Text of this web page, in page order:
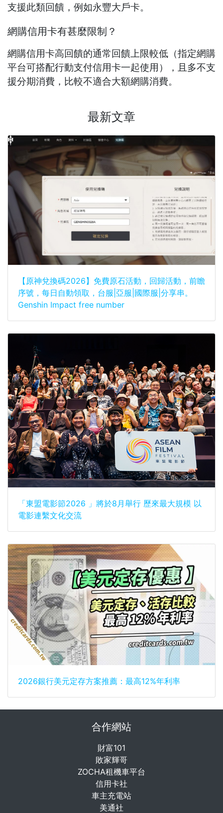
支援此類回饋，例如永豐大戶卡。
網購信用卡有甚麼限制？
網購信用卡高回饋的通常回饋上限較低（指定網購
平台可搭配行動支付信用卡一起使用），且多不支
援分期消費，比較不適合大額網購消費。
最新文章
【原神兌換碼2026】免費原石活動，回歸活動，前瞻
序號，每日自動領取，台服|亞服|國際服|分享串。
Genshin Impact free number
「東盟電影節2026 」將於8月舉行 歷來最大規模 以
電影連繫文化交流
2026銀行美元定存方案推薦：最高12%年利率
合作網站
財富101
敗家輝哥
ZOCHA租機車平台
信用卡社
車主充電站
美通社